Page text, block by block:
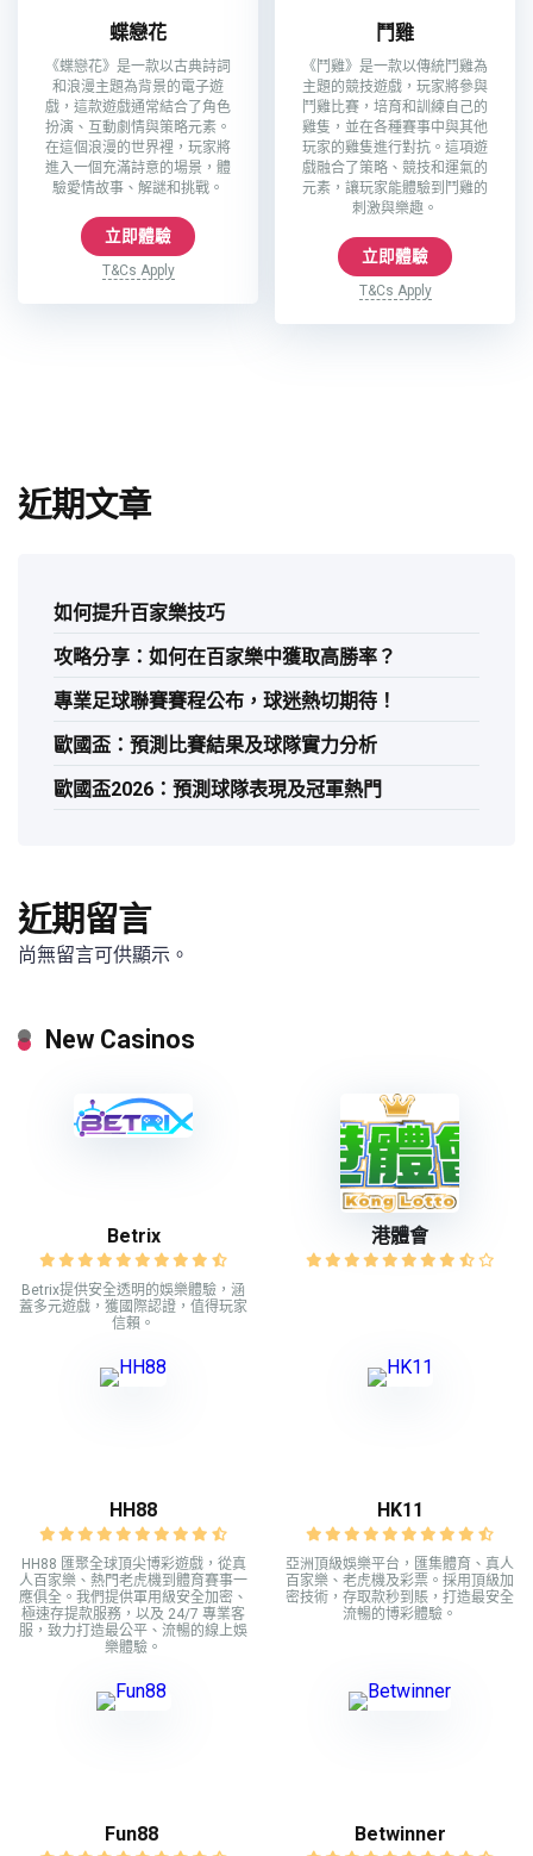
蝶戀花
《蝶戀花》是一款以古典詩詞
和浪漫主題為背景的電子遊
戲，這款遊戲通常結合了角色
扮演、互動劇情與策略元素。
在這個浪漫的世界裡，玩家將
進入一個充滿詩意的場景，體
驗愛情故事、解謎和挑戰。
立即體驗
T&Cs Apply
鬥雞
《鬥雞》是一款以傳統鬥雞為
主題的競技遊戲，玩家將參與
鬥雞比賽，培育和訓練自己的
雞隻，並在各種賽事中與其他
玩家的雞隻進行對抗。這項遊
戲融合了策略、競技和運氣的
元素，讓玩家能體驗到鬥雞的
刺激與樂趣。
立即體驗
T&Cs Apply
近期文章
如何提升百家樂技巧
攻略分享：如何在百家樂中獲取高勝率？
專業足球聯賽賽程公布，球迷熱切期待！
歐國盃：預測比賽結果及球隊實力分析
歐國盃2026：預測球隊表現及冠軍熱門
近期留言
尚無留言可供顯示。
New Casinos
Betrix
Betrix提供安全透明的娛樂體驗，涵
蓋多元遊戲，獲國際認證，值得玩家
信賴。
港體會
HH88
HH88 匯聚全球頂尖博彩遊戲，從真
人百家樂、熱門老虎機到體育賽事一
應俱全。我們提供軍用級安全加密、
極速存提款服務，以及 24/7 專業客
服，致力打造最公平、流暢的線上娛
樂體驗。
HK11
亞洲頂級娛樂平台，匯集體育、真人
百家樂、老虎機及彩票。採用頂級加
密技術，存取款秒到賬，打造最安全
流暢的博彩體驗。
Fun88 Betwinner